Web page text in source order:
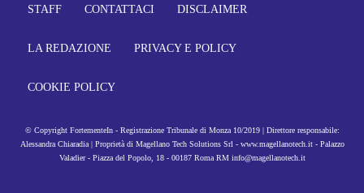
STAFF CONTATTACI DISCLAIMER
LA REDAZIONE PRIVACY E POLICY
COOKIE POLICY
© Copyright FortementeIn - Registrazione Tribunale di Monza 10/2019 | Direttore responsabile:
Alessandra Chiaradia | Proprietà di Magellano Tech Solutions Srl - www.magellanotech.it - Palazzo
Valadier - Piazza del Popolo, 18 - 00187 Roma RM info@magellanotech.it